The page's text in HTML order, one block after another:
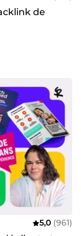
de
5,0 (961)